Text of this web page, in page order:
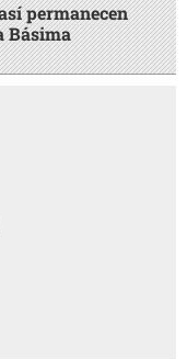
permanecen
Básima